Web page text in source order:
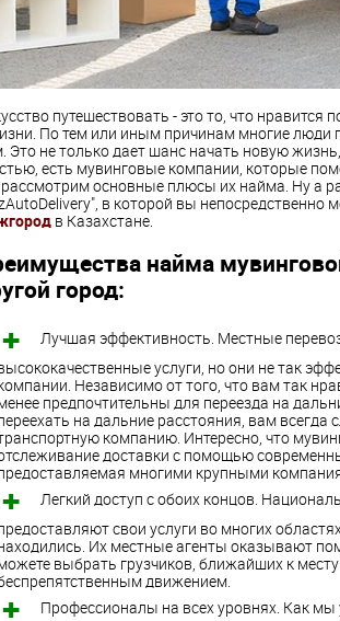
путешествовать - это то, что
По тем или иным причинам многие люди
Это не только дает шанс начать новую
есть мувинговые компании, которые
основные плюсы их найма. Ну а
в которой вы непосредственно
в Казахстане.
найма
город:
Лучшая эффективность. Местные
услуги, но они не так
Независимо от того, что вам так
предпочтительны для переезда на
на дальние расстояния, вам
компанию. Интересно, что
доставки с помощью
многими крупными
Легкий доступ с обоих концов.
свои услуги во многих
Их местные агенты оказывают
выбрать грузчиков, ближайших к
движением.
Профессионалы на всех уровнях. Как